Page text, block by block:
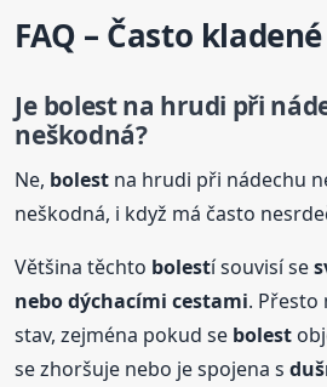
FAQ – Často
Je bolestna hrudi při
neškodná?
Ne, bolest na hrudi při nádechu
neškodná, i když má často
Většina těchto bolestí souvisí se
nebo dýchacími cestami. Přesto
stav, zejména pokud se bolest
se zhoršuje nebo je spojena s